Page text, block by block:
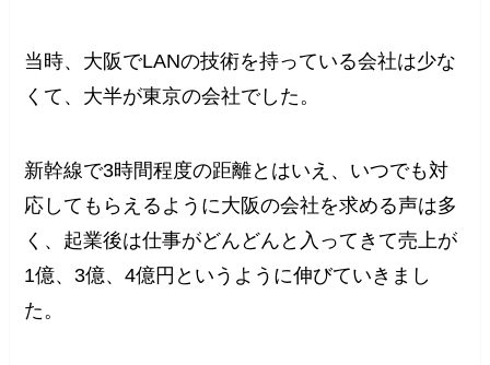
当時、大阪でLANの技術を持っている会社は少な
くて、大半が東京の会社でした。
新幹線で3時間程度の距離とはいえ、いつでも対
応してもらえるように大阪の会社を求める声は多
く、起業後は仕事がどんどんと入ってきて売上が
1億、3億、4億円というように伸びていきまし
た。